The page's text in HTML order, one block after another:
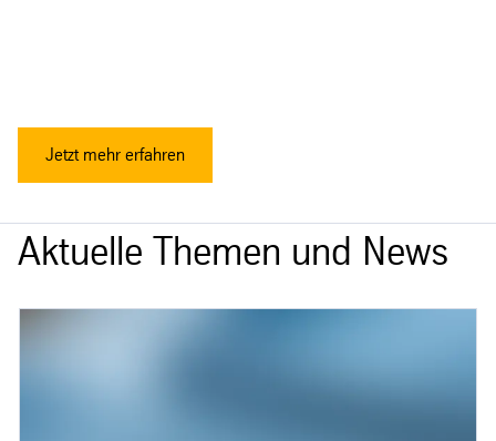
Jetzt mehr erfahren
Aktuelle Themen und News